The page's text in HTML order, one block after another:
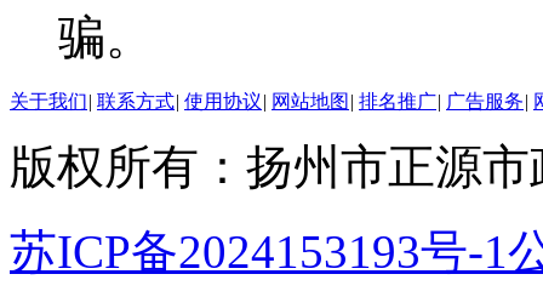
骗。
关于我们| 联系方式| 使用协议| 网站地图 | 排名推广| 广告服务|
版权所有：扬州市正源
苏ICP备2024153193号-1